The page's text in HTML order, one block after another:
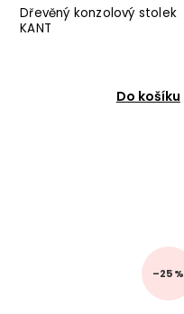
Dřevěný konzolový stolek
KANT
Do košíku
–25 %